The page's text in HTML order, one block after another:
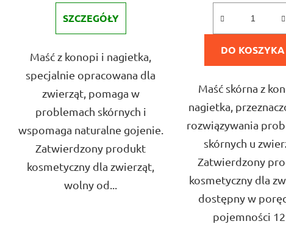
4,0
na
5
SZCZEGÓŁY
Maść z konopi i nagietka,
specjalnie opracowana dla
zwierząt, pomaga w
problemach skórnych i
wspomaga naturalne gojenie.
Zatwierdzony produkt
kosmetyczny dla zwierząt,
wolny od...
5,0
na
5
DO KOSZYKA
Maść skórna z
nagietka,
rozwiązywania
skórnych u
Zatwierdzony
kosmetyczny dla
dostępny w
pojemności